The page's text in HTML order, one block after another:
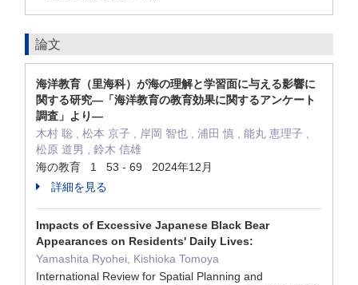
論文
海洋教育（里海科）が海の理解と学習面に与える影響に
関する研究―「海洋教育の教育効果に関するアンケート
調査」より―
木村 聡 , 松本 京子 , 岸岡 智也 , 浦田 慎 , 能丸 恵理子 ,
松原 道男 , 鈴木 信雄
海の教育 1 53 - 69 2024年12月
詳細を見る
Impacts of Excessive Japanese Black Bear
Appearances on Residents' Daily Lives:
Yamashita Ryohei, Kishioka Tomoya
International Review for Spatial Planning and